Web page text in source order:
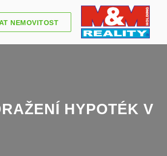
NEMOVITOST
HYPOTÉK V